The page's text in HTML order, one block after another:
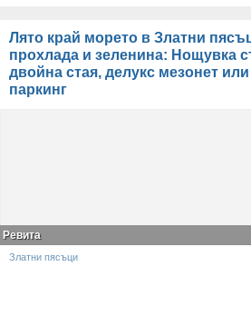
Лято край морето в Златни
прохлада и зеленина: Нощувка
двойна стая, делукс мезонет
паркинг
Ревита
Златни пясъци